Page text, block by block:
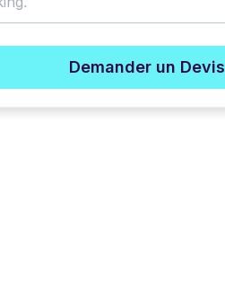
Demander un Devis